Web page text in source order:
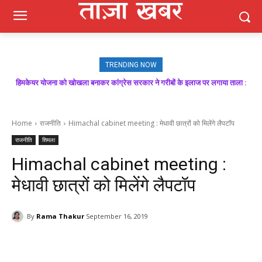
TRENDING NOW
हिमकेयर योजना को खोखला बनाकर कांग्रेस सरकार ने गरीबों के इलाज पर लगाया ताला :
Home राजनीति Himachal cabinet meeting : मेधावी छात्रों को मिलेंगे लैपटॉप
राजनीति शिमला
Himachal cabinet meeting :
मेधावी छात्रों को मिलेंगे लैपटॉप
By Rama Thakur September 16, 2019